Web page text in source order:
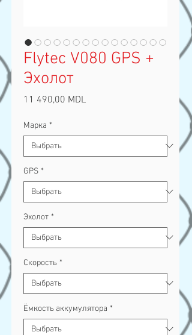
Flytec V080 GPS +
Эхолот
11 490,00 MDLЦена
Марка *
GPS *
Эхолот *
Скорость *
Ёмкость аккумулятора *